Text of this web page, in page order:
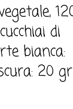
di
bianca:
20 gr